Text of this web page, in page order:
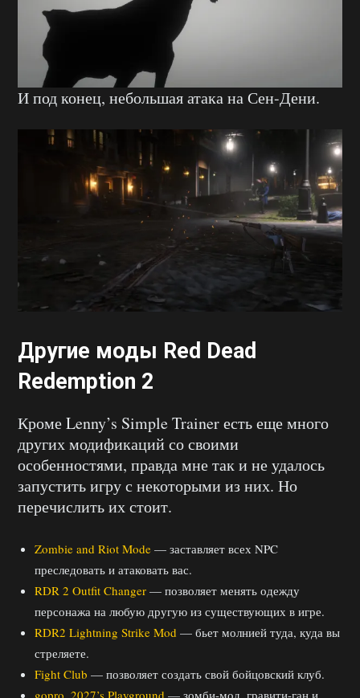
И под конец, небольшая атака на Сен-Дени.
Другие моды Red Dead
Redemption 2
Кроме Lenny’s Simple Trainer есть еще много
других модификаций со своими
особенностями, правда мне так и не удалось
запустить игру с некоторыми из них. Но
перечислить их стоит.
Zombie and Riot Mode — заставляет всех NPC
преследовать и атаковать вас.
RDR 2 Outfit Changer — позволяет менять одежду
персонажа на любую другую из существующих в игре.
RDR2 Lightning Strike Mod — бьет молнией туда, куда вы
стреляете.
Fight Club — позволяет создать свой бойцовский клуб.